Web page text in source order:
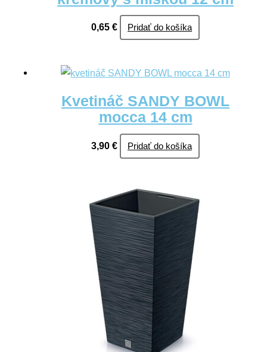
0,65 € Pridať do košíka
Kvetináč SANDY BOWL
mocca 14 cm
3,90 € Pridať do košíka